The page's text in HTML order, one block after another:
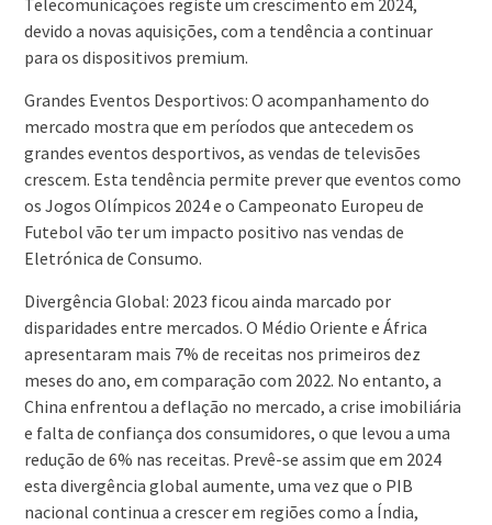
Telecomunicações registe um crescimento em 2024,
devido a novas aquisições, com a tendência a continuar
para os dispositivos premium.
Grandes Eventos Desportivos: O acompanhamento do
mercado mostra que em períodos que antecedem os
grandes eventos desportivos, as vendas de televisões
crescem. Esta tendência permite prever que eventos como
os Jogos Olímpicos 2024 e o Campeonato Europeu de
Futebol vão ter um impacto positivo nas vendas de
Eletrónica de Consumo.
Divergência Global: 2023 ficou ainda marcado por
disparidades entre mercados. O Médio Oriente e África
apresentaram mais 7% de receitas nos primeiros dez
meses do ano, em comparação com 2022. No entanto, a
China enfrentou a deflação no mercado, a crise imobiliária
e falta de confiança dos consumidores, o que levou a uma
redução de 6% nas receitas. Prevê-se assim que em 2024
esta divergência global aumente, uma vez que o PIB
nacional continua a crescer em regiões como a Índia,